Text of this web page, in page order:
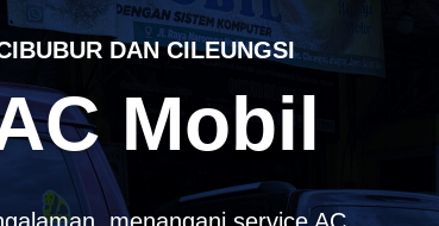
DAN CILEUNGSI
Mobil